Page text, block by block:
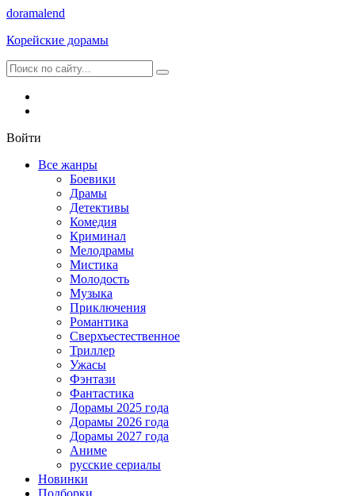
doramalend
Корейские дорамы
Войти
Все жанры
Боевики
Драмы
Детективы
Комедия
Криминал
Мелодрамы
Мистика
Молодость
Музыка
Приключения
Романтика
Сверхъестественное
Триллер
Ужасы
Фэнтази
Фантастика
Дорамы 2025 года
Дорамы 2026 года
Дорамы 2027 года
Аниме
русские сериалы
Новинки
Подборки